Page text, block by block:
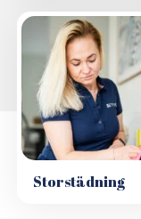
Storstädning